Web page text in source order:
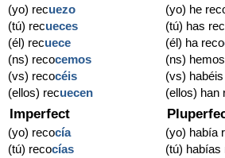
(yo) recuezo
(tú) recueces
(él) recuece
(ns) recocemos
(vs) recocéis
(ellos) recuecen
(yo) he
(tú) has
(él) ha reco
(ns)
(vs)
(ellos) han
Imperfect
(yo) recocía
(tú) recocías
(yo) había
(tú) habías